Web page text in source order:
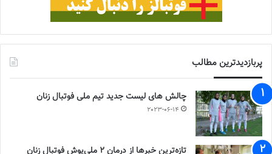
پربازدیدترین مطالب
چالش هاى ليست جدید تيم ملى فوتبال زنان
2023-06-14
تازه‌ترین خبرها از درمان ۲ ملی‌پوش فوتبال زنان